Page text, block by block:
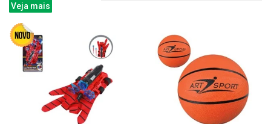
Veja mais